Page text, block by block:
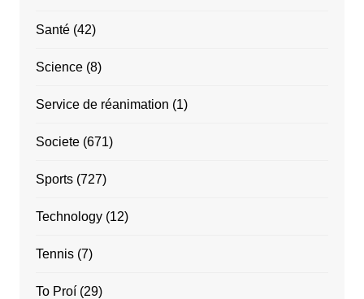
Santé(42)
Science(8)
Service de réanimation (1)
Societe(671)
Sports(727)
Technology(12)
Tennis(7)
To Proí(29)